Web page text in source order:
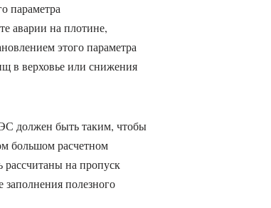
параметра
аварии на плотине,
этого параметра
в верховье или снижения
должен быть таким, чтобы
большом расчетном
на пропуск
заполнения полезного